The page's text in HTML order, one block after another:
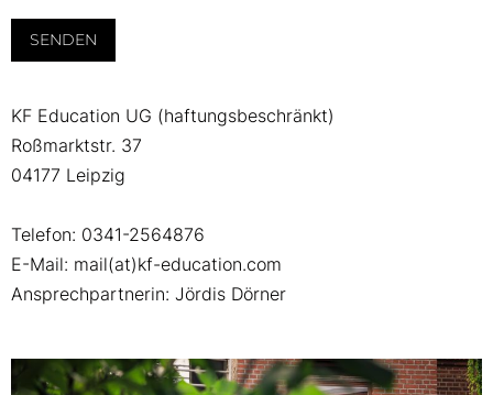
lasse
dieses
KF Education UG (haftungsbeschränkt)
Roßmarktstr. 37
04177 Leipzig
Telefon: 0341-2564876
E-Mail: mail(at)kf-education.com
Ansprechpartnerin: Jördis Dörner